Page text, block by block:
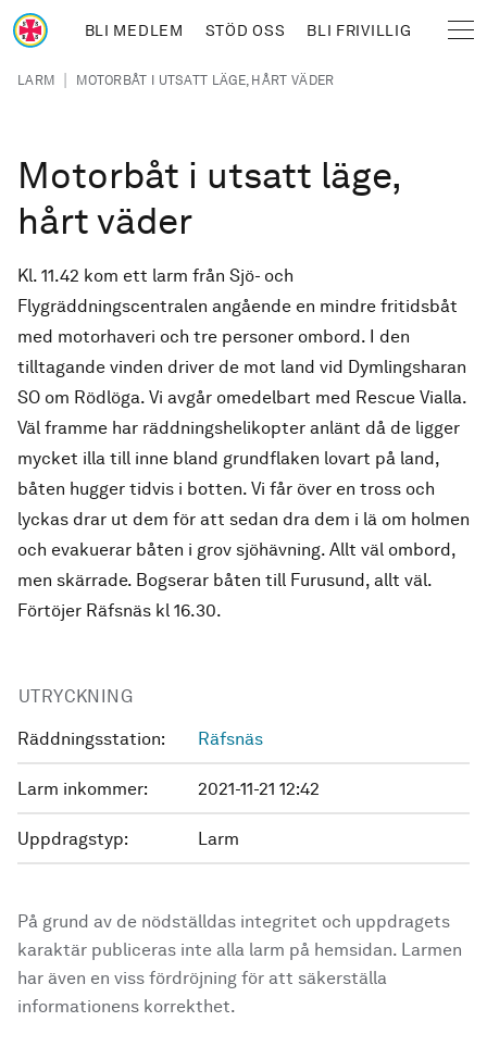
Hoppa till huvudinnehåll
BLI MEDLEM STÖD OSS BLI FRIVILLIG
Länkstig
LARM | MOTORBÅT I UTSATT LÄGE, HÅRT VÄDER
Motorbåt i utsatt läge,
hårt väder
Kl. 11.42 kom ett larm från Sjö- och
Flygräddningscentralen angående en mindre fritidsbåt
med motorhaveri och tre personer ombord. I den
tilltagande vinden driver de mot land vid Dymlingsharan
SO om Rödlöga. Vi avgår omedelbart med Rescue Vialla.
Väl framme har räddningshelikopter anlänt då de ligger
mycket illa till inne bland grundflaken lovart på land,
båten hugger tidvis i botten. Vi får över en tross och
lyckas drar ut dem för att sedan dra dem i lä om holmen
och evakuerar båten i grov sjöhävning. Allt väl ombord,
men skärrade. Bogserar båten till Furusund, allt väl.
Förtöjer Räfsnäs kl 16.30.
UTRYCKNING
Räddningsstation: Räfsnäs
Larm inkommer: 2021-11-21 12:42
Uppdragstyp: Larm
På grund av de nödställdas integritet och uppdragets
karaktär publiceras inte alla larm på hemsidan. Larmen
har även en viss fördröjning för att säkerställa
informationens korrekthet.